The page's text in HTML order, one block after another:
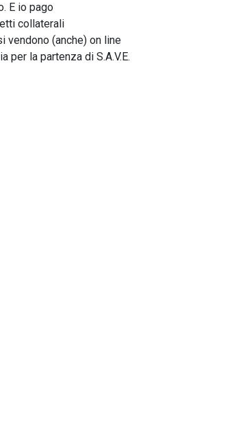
E io pago
collaterali
vendono (anche) on line
per la partenza di S.A.V.E.